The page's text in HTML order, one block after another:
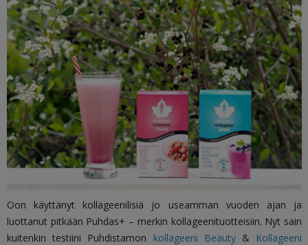
Oon käyttänyt kollageenilisiä jo useamman vuoden ajan ja
luottanut pitkään Puhdas+ – merkin kollageenituotteisiin. Nyt sain
kuitenkin testiini Puhdistamon kollageeni Beauty&
Kollageeni